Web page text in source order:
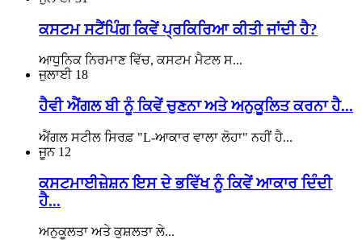
ਕਸਟਮ ਸਟੈਂਪਿੰਗ ਕਿਵੇਂ ਪ੍ਰਕਿਰਿਆ ਕੀਤੀ ਜਾਂਦੀ ਹੈ?
ਆਧੁਨਿਕ ਨਿਰਮਾਣ ਵਿੱਚ, ਕਸਟਮ ਮੈਟਲ ਸ...
ਜੁਲਾਈ 18
ਹੈਵੀ ਐਂਗਲ ਬੀ ਨੂੰ ਕਿਵੇਂ ਚੁਣਨਾ ਅਤੇ ਅਨੁਕੂਲਿਤ ਕਰਨਾ ਹੈ...
ਐਂਗਲ ਸਟੀਲ ਸਿਰਫ਼ "L-ਆਕਾਰ ਵਾਲਾ ਲੋਹਾ" ਨਹੀਂ ਹੈ...
ਜੂਨ 12
ਕਸਟਮਾਈਜ਼ੇਸ਼ਨ ਇਸ ਦੇ ਭਵਿੱਖ ਨੂੰ ਕਿਵੇਂ ਆਕਾਰ ਦਿੰਦੀ
ਹੈ...
ਅਨੁਕੂਲਤਾ ਅਤੇ ਕੁਸ਼ਲਤਾ ਲੇ...